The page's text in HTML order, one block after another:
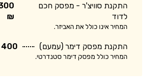
התקנת סוויצ'ר - מפסק חכם
לדוד
₪
המחיר אינו כולל את האביזר.
התקנת מפסק דימר (עמעם) 400 ₪ - 300 ₪
המחיר כולל מפסק דימר סטנדרטי.